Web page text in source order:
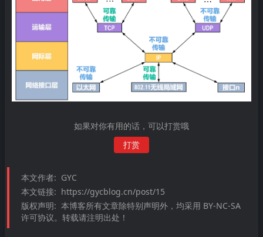
如果对你有用的话，可以打赏哦
打赏
本文作者: GYC
本文链接: https://gycblog.cn/post/15
版权声明: 本博客所有文章除特别声明外，均采用 BY-NC-SA
许可协议。转载请注明出处！